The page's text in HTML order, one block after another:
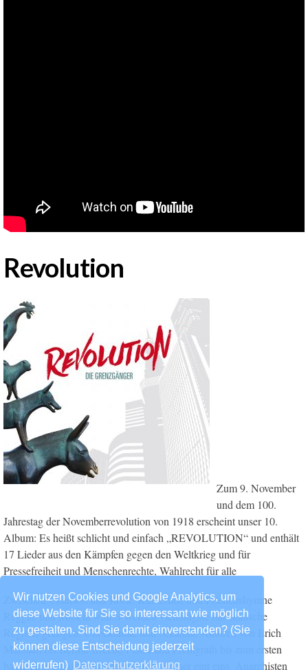
Wir nutzen Cookies und Google Analytics, um
diese Website für Sie so interessant wie möglich
zu gestalten. Sind Sie damit einverstanden? (Sie
können diese Entscheidung jederzeit
widerrufen) Datenschutzerklärung
Revolution
Zum 9. November
und dem 100.
Jahrestag der Novemberrevolution von 1918 erscheint unser 10.
Album: Es heißt schlicht und einfach „REVOLUTION“ und enthält
17 Lieder aus den Kämpfen gegen den Weltkrieg und für
Pressefreiheit und Menschenrechte, Wahlrecht für alle
Zwischen Chanson und Rock. Kinderlied und Friedenshymne
Reggae und Musettewalzer werden vielfältigste musikalische
Register gezogen. Unbekannte und bekannte Autoren von Erich
Mühsam bis Bertolt Brecht, Ferdinand Freiligrath bis zum ersten
bayrischen Ministerpräsidenten Kurt Eisner eint eins. Anarchisten